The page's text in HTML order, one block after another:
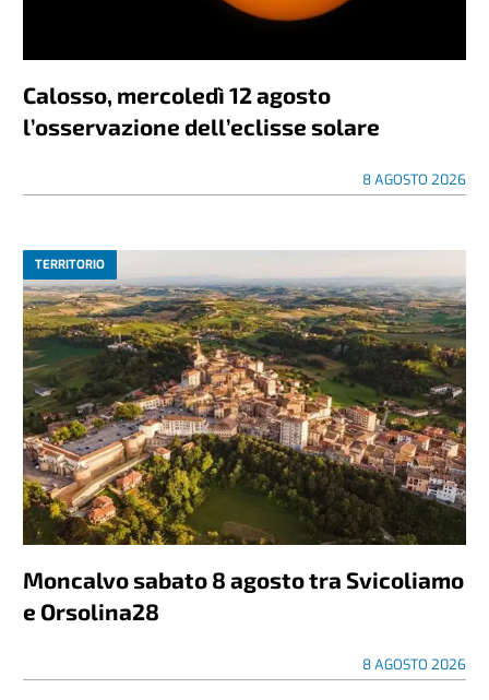
Calosso, mercoledì 12 agosto
l’osservazione dell’eclisse solare
8 AGOSTO 2026
TERRITORIO
Moncalvo sabato 8 agosto tra Svicoliamo
e Orsolina28
8 AGOSTO 2026